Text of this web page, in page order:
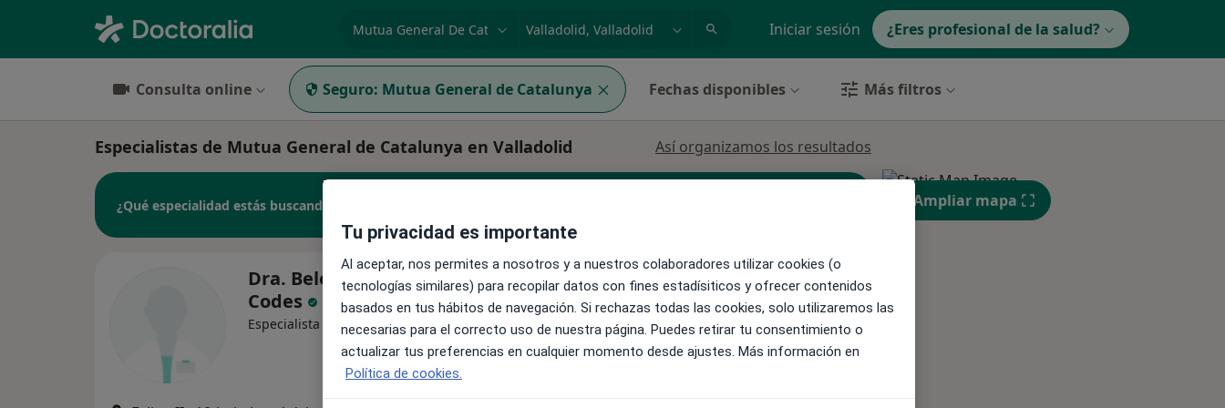
Iniciar sesión ¿Eres profesional de la salud?
Consulta online Seguro: Mutua General de Catalunya Fechas disponibles Más filtros
Especialistas de Mutua General de Catalunya en Valladolid Así organizamos los resultados
¿Qué especialidad estás buscando?
Dra. Belén Finat de
Codes
Especialista en medicina nuclear
La reserva de cita online no está disponible
Pedir una cita
Ampliar mapa
Tu privacidad es importante
Al aceptar, nos permites a nosotros y a nuestros colaboradores utilizar cookies (o
tecnologías similares) para recopilar datos con fines estadísiticos y ofrecer contenidos
basados en tus hábitos de navegación. Si rechazas todas las cookies, solo utilizaremos las
necesarias para el correcto uso de nuestra página. Puedes retirar tu consentimiento o
actualizar tus preferencias en cualquier momento desde ajustes. Más información en
Política de cookies.